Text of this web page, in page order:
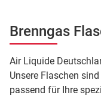
Brenngas
Air Liquide
Unsere Flaschen
passend für Ihre